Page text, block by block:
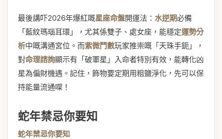
最後講吓2026年爆紅嘅星座命盤開運法： 水逆期必備
「藍紋瑪瑙耳環」，尤其係雙子、處女座，能穩定運勢分
析中嘅溝通宮位。而紫微鬥數玩家推崇嘅「天珠手鈪」，
對命理諮詢顯示有「破軍星」入命者特別有效，能轉化凶
星為偏財機遇。記住，飾物要定期用粗鹽淨化，先可以保
持能量流通㗎！
蛇年禁忌你要知
蛇年禁忌你要知